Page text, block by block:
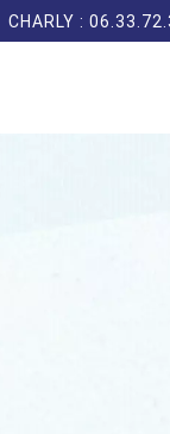
CHARLY :